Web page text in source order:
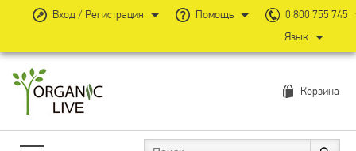
Корзина
Вход / Регистрация Помощь
0 800 755 745
Язык